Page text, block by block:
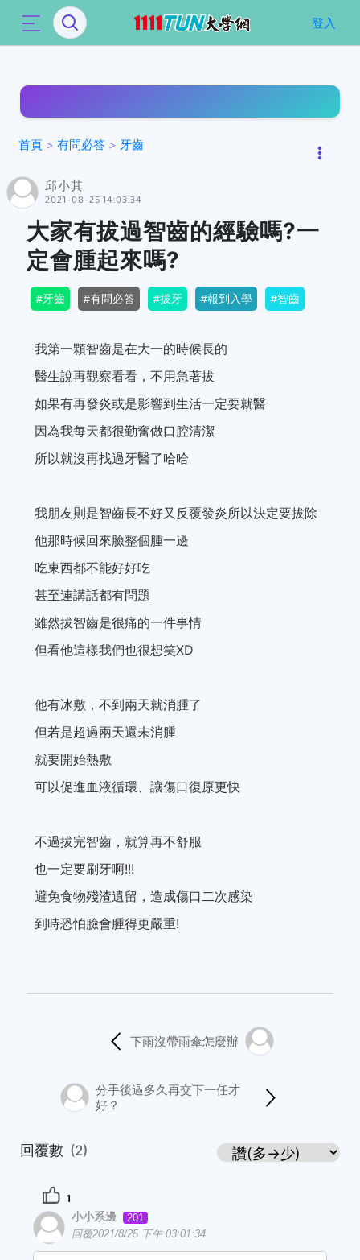
登入
首頁 > 有問必答 > 牙齒
邱小其
2021-08-25 14:03:34
大家有拔過智齒的經驗嗎?一
定會腫起來嗎?
牙齒 有問必答 拔牙 報到入學 智齒
我第一顆智齒是在大一的時候長的
醫生說再觀察看看，不用急著拔
如果有再發炎或是影響到生活一定要就醫
因為我每天都很勤奮做口腔清潔
所以就沒再找過牙醫了哈哈
我朋友則是智齒長不好又反覆發炎所以決定要拔除
他那時候回來臉整個腫一邊
吃東西都不能好好吃
甚至連講話都有問題
雖然拔智齒是很痛的一件事情
但看他這樣我們也很想笑XD
他有冰敷，不到兩天就消腫了
但若是超過兩天還未消腫
就要開始熱敷
可以促進血液循環、讓傷口復原更快
不過拔完智齒，就算再不舒服
也一定要刷牙啊!!!
避免食物殘渣遺留，造成傷口二次感染
到時恐怕臉會腫得更嚴重!
下雨沒帶雨傘怎麼辦
分手後過多久再交下一任才
好？
回覆數 (2)
1
小小系邊
201
回覆2021/8/25 下午 03:01:34